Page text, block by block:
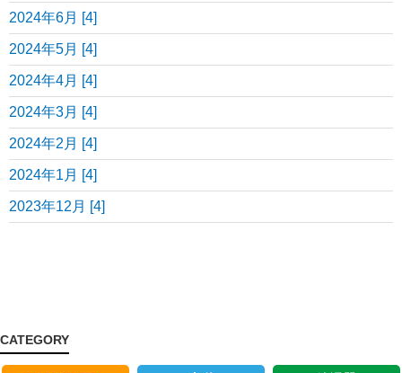
2024年6月 [4]
2024年5月 [4]
2024年4月 [4]
2024年3月 [4]
2024年2月 [4]
2024年1月 [4]
2023年12月 [4]
CATEGORY